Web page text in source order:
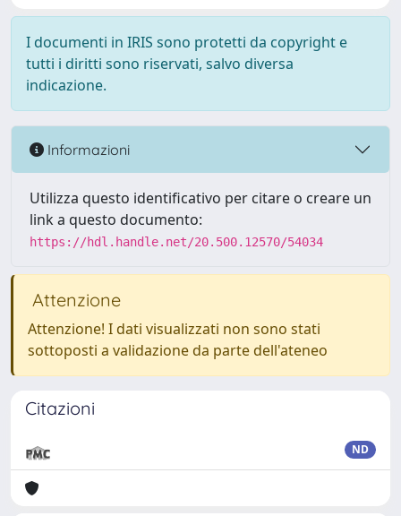
I documenti in IRIS sono protetti da copyright e
tutti i diritti sono riservati, salvo diversa
indicazione.
Informazioni
Utilizza questo identificativo per citare o creare un
link a questo documento:
https://hdl.handle.net/20.500.12570/54034
Attenzione
Attenzione! I dati visualizzati non sono stati
sottoposti a validazione da parte dell'ateneo
Citazioni
ND